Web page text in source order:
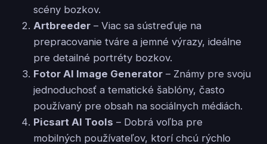
scény bozkov.
Artbreeder – Viac sa sústreďuje na
prepracovanie tváre a jemné výrazy, ideálne
pre detailné portréty bozkov.
Fotor AI Image Generator – Známy pre svoju
jednoduchosť a tematické šablóny, často
používaný pre obsah na sociálnych médiách.
Picsart AI Tools – Dobrá voľba pre
mobilných používateľov, ktorí chcú rýchlo